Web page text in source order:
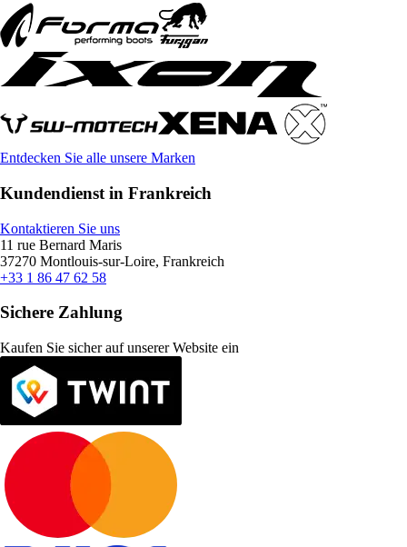
Entdecken Sie alle unsere Marken
Kundendienst in Frankreich
Kontaktieren Sie uns
11 rue Bernard Maris
37270 Montlouis-sur-Loire, Frankreich
+33 1 86 47 62 58
Sichere Zahlung
Kaufen Sie sicher auf unserer Website ein